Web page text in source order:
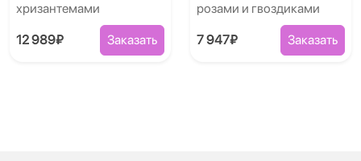
хризантемами
12 989₽ Заказать
розами и гвоздиками
7 947₽ Заказать